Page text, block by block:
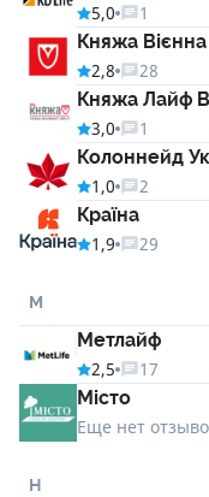
5,0
1
Княжа
2,8
28
Княжа Лайф
3,0
1
Колоннейд
1,0
2
Країна
1,9
29
М
Метлайф
2,5
17
Місто
Еще нет
Н